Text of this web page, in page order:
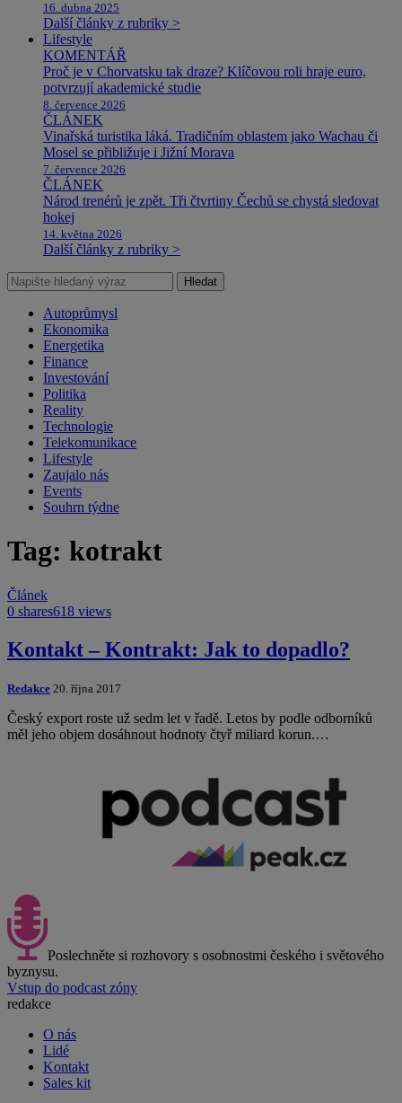
16. dubna 2025
Další články z rubriky >
Lifestyle
KOMENTÁŘ
Proč je v Chorvatsku tak draze? Klíčovou roli hraje euro,
potvrzují akademické studie
8. července 2026
ČLÁNEK
Vinařská turistika láká. Tradičním oblastem jako Wachau či
Mosel se přibližuje i Jižní Morava
7. července 2026
ČLÁNEK
Národ trenérů je zpět. Tři čtvrtiny Čechů se chystá sledovat
hokej
14. května 2026
Další články z rubriky >
Hledat
Autoprůmysl
Ekonomika
Energetika
Finance
Investování
Politika
Reality
Technologie
Telekomunikace
Lifestyle
Zaujalo nás
Events
Souhrn týdne
Tag: kotrakt
Článek
0 shares618 views
Kontakt – Kontrakt: Jak to dopadlo?
Redakce 20. října 2017
Český export roste už sedm let v řadě. Letos by podle odborníků
měl jeho objem dosáhnout hodnoty čtyř miliard korun.…
Poslechněte si rozhovory s osobnostmi českého i světového
byznysu.
Vstup do podcast zóny
redakce
O nás
Lidé
Kontakt
Sales kit